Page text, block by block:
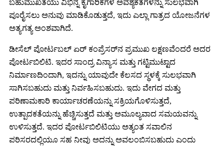
ಬಹುಮುಖತೆಯು ವಿಭಿನ್ನ ಕೈಗಾರಿಕೆಗಳ ಅವಶ್ಯಕತೆಗಳನ್ನು ಸುಲಭವಾಗಿ
ಪೂರೈಸಲು ಅನುವು ಮಾಡಿಕೊಡುತ್ತದೆ, ಇದು ಎಲ್ಲಾ ಗಾತ್ರದ ಯೋಜನೆಗಳ
ಅತ್ಯಗತ್ಯ ಅಂಶವಾಗಿದೆ.
ಡೀಸೆಲ್ ಪೋರ್ಟಬಲ್ ಏರ್ ಕಂಪ್ರೆಸರ್‌ನ ಪ್ರಮುಖ ಲಕ್ಷಣವೆಂದರೆ ಅದರ
ಪೋರ್ಟಬಿಲಿಟಿ. ಇದರ ಸಾಂದ್ರ ವಿನ್ಯಾಸ ಮತ್ತು ಗಟ್ಟಿಮುಟ್ಟಾದ
ನಿರ್ಮಾಣದಿಂದಾಗಿ, ಇದನ್ನು ಯಾವುದೇ ಕೆಲಸದ ಸ್ಥಳಕ್ಕೆ ಸುಲಭವಾಗಿ
ಸಾಗಿಸಬಹುದು ಮತ್ತು ನಿರ್ವಹಿಸಬಹುದು. ಇದು ವೇಗದ ಮತ್ತು
ಪರಿಣಾಮಕಾರಿ ಕಾರ್ಯಾಚರಣೆಯನ್ನು ಸಕ್ರಿಯಗೊಳಿಸುತ್ತದೆ,
ಉತ್ಪಾದಕತೆಯನ್ನು ಹೆಚ್ಚಿಸುತ್ತದೆ ಮತ್ತು ಅಮೂಲ್ಯವಾದ ಸಮಯವನ್ನು
ಉಳಿಸುತ್ತದೆ. ಇದರ ಪೋರ್ಟಬಿಲಿಟಿಯು ಅತ್ಯಂತ ಸವಾಲಿನ
ಪರಿಸರದಲ್ಲಿಯೂ ಸಹ ನೀವು ಅದನ್ನು ಅವಲಂಬಿಸಬಹುದು ಎಂದು